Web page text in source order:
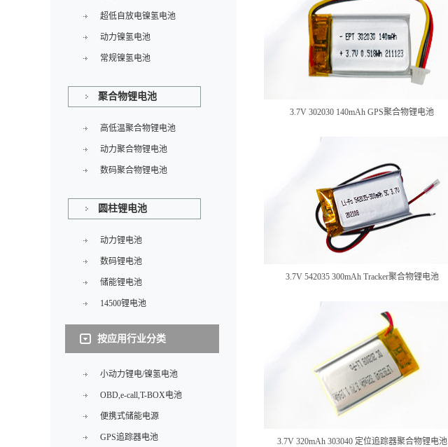
3.7V 302030 140mAh GPS聚合物锂电池
3.7V 542035 300mAh Tracker聚合物锂电池
3.7V 320mAh 303040 定位追踪器聚合物锂电池
超低自放电镍氢电池
动力镍氢电池
常规镍氢电池
聚合物锂电池
高低温聚合物锂电池
动力聚合物锂电池
数码聚合物锂电池
圆柱锂电池
动力锂电池
数码锂电池
储能锂电池
14500锂电池
按应用行业分类
小动力锂电/镍氢电池
OBD,e-call,T-BOX电池
便携式储能电源
GPS追踪器电池